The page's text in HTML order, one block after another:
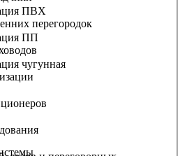
перегородок
ПВХ
ПП
чугунная